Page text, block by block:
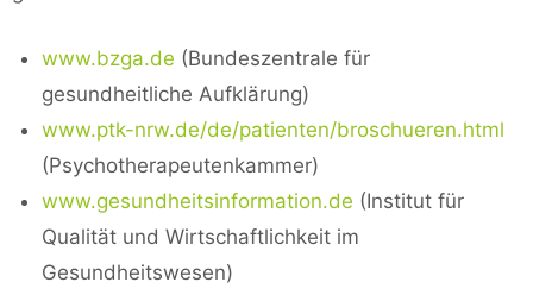
www.bzga.de (Bundeszentrale für
gesundheitliche Aufklärung)
www.ptk-nrw.de/de/patienten/broschueren.html
(Psychotherapeutenkammer)
www.gesundheitsinformation.de (Institut für
Qualität und Wirtschaftlichkeit im
Gesundheitswesen)